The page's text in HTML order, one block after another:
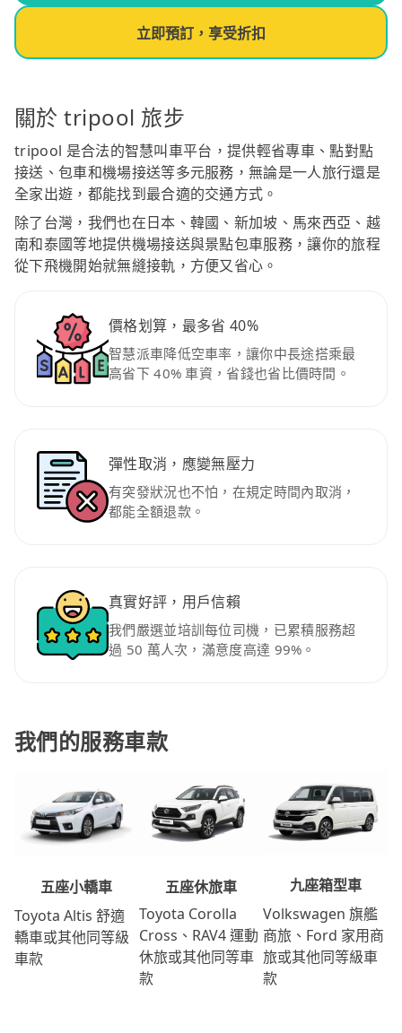
立即預訂，享受折扣
關於 tripool 旅步
tripool 是合法的智慧叫車平台，提供輕省專車、點對點
接送、包車和機場接送等多元服務，無論是一人旅行還是
全家出遊，都能找到最合適的交通方式。
除了台灣，我們也在日本、韓國、新加坡、馬來西亞、越
南和泰國等地提供機場接送與景點包車服務，讓你的旅程
從下飛機開始就無縫接軌，方便又省心。
價格划算，最多省 40%
智慧派車降低空車率，讓你中長途搭乘最
高省下 40% 車資，省錢也省比價時間。
彈性取消，應變無壓力
有突發狀況也不怕，在規定時間內取消，
都能全額退款。
真實好評，用戶信賴
我們嚴選並培訓每位司機，已累積服務超
過 50 萬人次，滿意度高達 99%。
我們的服務車款
五座小轎車
Toyota Altis 舒適
轎車或其他同等級
車款
五座休旅車
Toyota Corolla
Cross、RAV4 運動
休旅或其他同等車
款
九座箱型車
Volkswagen 旗艦
商旅、Ford 家用商
旅或其他同等級車
款